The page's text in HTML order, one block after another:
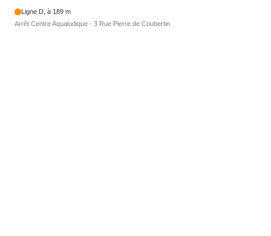
Ligne D, à 189 m
Arrêt Centre Aqualudique - 3 Rue Pierre de Coubertin